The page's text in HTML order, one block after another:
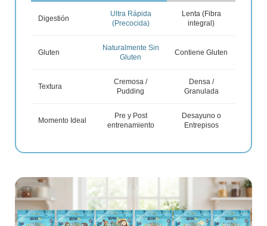
Digestión
Ultra Rápida
(Precocida)
Lenta (Fibra
integral)
Gluten
Naturalmente Sin
Gluten
Contiene Gluten
Textura
Cremosa /
Pudding
Densa /
Granulada
Momento Ideal
Pre y Post
entrenamiento
Desayuno o
Entrepisos